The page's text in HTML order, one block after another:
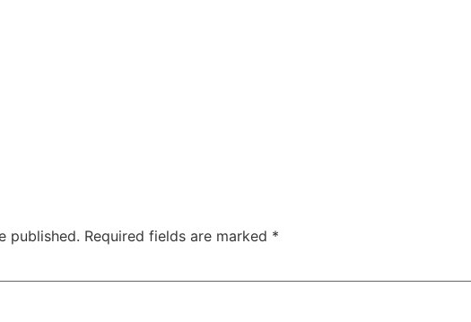
published. Required fields are marked *